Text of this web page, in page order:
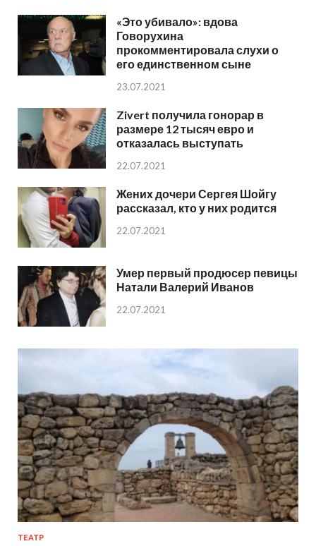
«Это убивало»: вдова
Говорухина
прокомментировала слухи о
его единственном сыне
23.07.2021
Zivert получила гонорар в
размере 12 тысяч евро и
отказалась выступать
22.07.2021
Жених дочери Сергея Шойгу
рассказал, кто у них родится
22.07.2021
Умер первый продюсер певицы
Натали Валерий Иванов
22.07.2021
ТЕАТР